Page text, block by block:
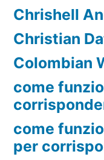
Chrishell
Christian
Colombian
come
come
per